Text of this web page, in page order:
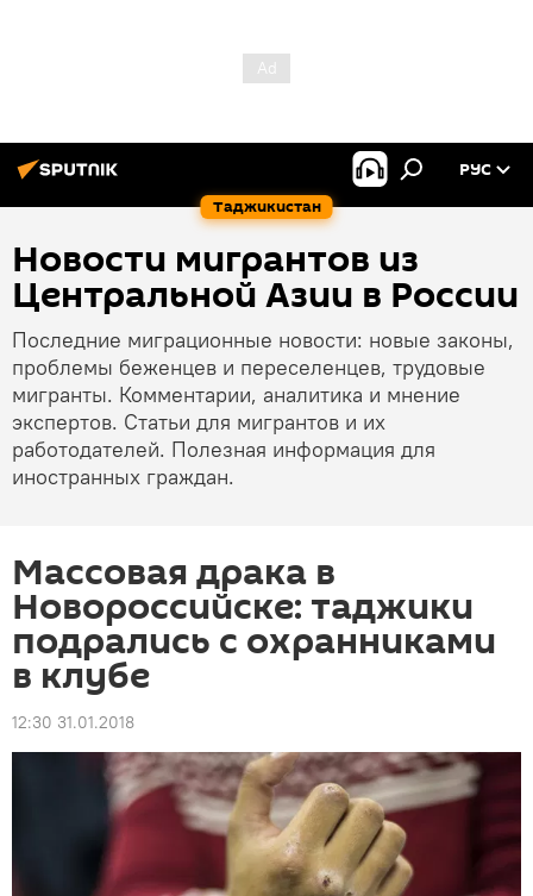
Таджикистан
РУС
Новости мигрантов из
Центральной Азии в России
Последние миграционные новости: новые законы,
проблемы беженцев и переселенцев, трудовые
мигранты. Комментарии, аналитика и мнение
экспертов. Статьи для мигрантов и их
работодателей. Полезная информация для
иностранных граждан.
Массовая драка в
Новороссийске: таджики
подрались с охранниками
в клубе
12:30 31.01.2018